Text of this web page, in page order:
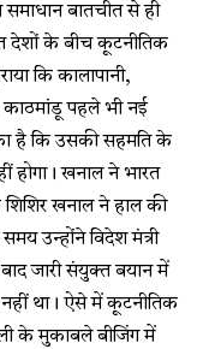
बातचीत से ही
देशों के बीच कूटनीतिक
कि कालापानी,
काठमांडू पहले भी नई
है कि उसकी सहमति के
होगा। खनाल ने भारत
शिशिर खनाल ने हाल की
समय उन्होंने विदेश मंत्री
जारी संयुक्त बयान में
नहीं था। ऐसे में कूटनीतिक
के मुकाबले बीजिंग में